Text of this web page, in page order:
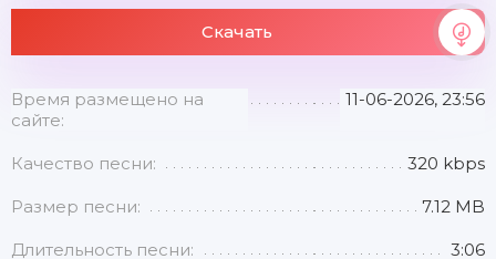
Скачать
Время размещено на
сайте:
11-06-2026, 23:56
Качество песни: 320 kbps
Размер песни: 7.12 MB
Длительность песни: 3:06